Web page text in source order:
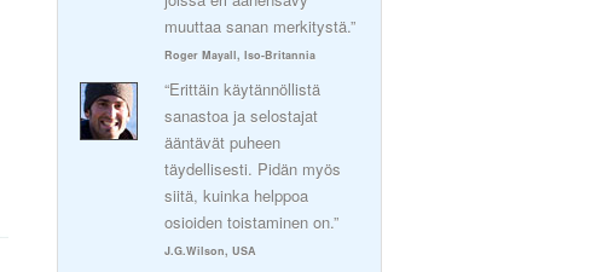
muuttaa sanan merkitystä.”
Roger Mayall, Iso-Britannia
“Erittäin käytännöllistä
sanastoa ja selostajat
ääntävät puheen
täydellisesti. Pidän myös
siitä, kuinka helppoa
osioiden toistaminen on.”
J.G.Wilson, USA